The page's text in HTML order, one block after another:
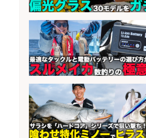
会社名 株式会社ホットスタッフ
sponsored by 求
コンビニ/広島県/調理なし・
スタート お魚のパック詰め
週4日から勤務OK/希望休が
きる
会社名 株式会社ホットスタッフ
sponsored by 求